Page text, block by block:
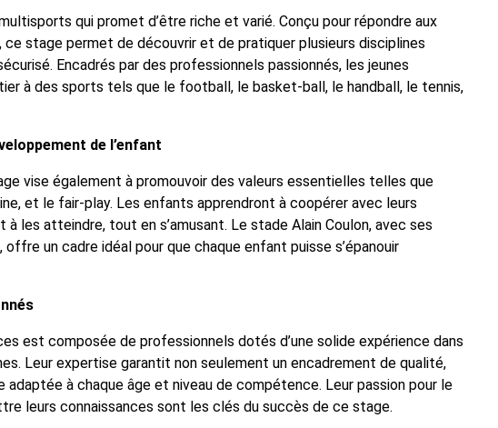
qui promet d’être riche et varié. Conçu pour répondre aux
stage permet de découvrir et de pratiquer plusieurs disciplines
Encadrés par des professionnels passionnés, les jeunes
à des sports tels que le football, le basket-ball, le handball, le tennis,
de l’enfant
vise également à promouvoir des valeurs essentielles telles que
et le fair-play. Les enfants apprendront à coopérer avec leurs
les atteindre, tout en s’amusant. Le stade Alain Coulon, avec ses
un cadre idéal pour que chaque enfant puisse s’épanouir
est composée de professionnels dotés d’une solide expérience dans
Leur expertise garantit non seulement un encadrement de qualité,
adaptée à chaque âge et niveau de compétence. Leur passion pour le
leurs connaissances sont les clés du succès de ce stage.